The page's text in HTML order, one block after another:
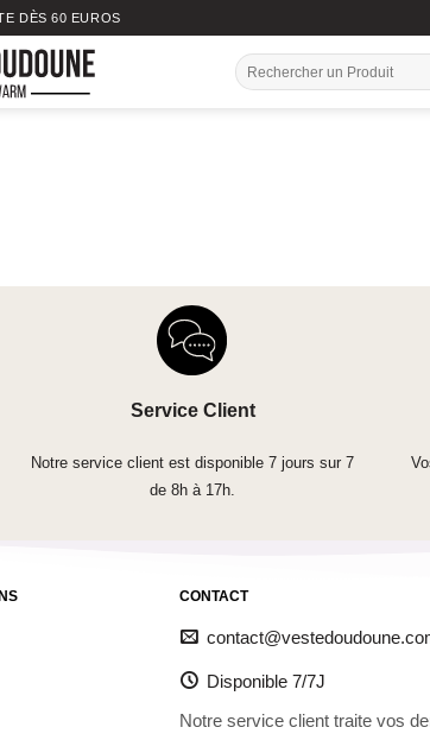
DÈS 60 EUROS
Recherche
pour :
Service Client
Notre service client est disponible 7 jours sur 7
de 8h à 17h.
CONTACT
Disponible 7/7J
Notre service client traite vos